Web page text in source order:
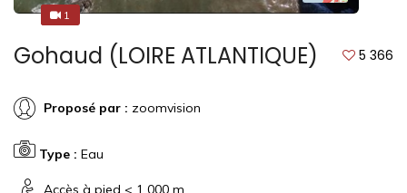
11
Gohaud (LOIRE ATLANTIQUE) 5 366
Proposé par : zoomvision
Type : Eau
Accès à pied < 1 000 m.